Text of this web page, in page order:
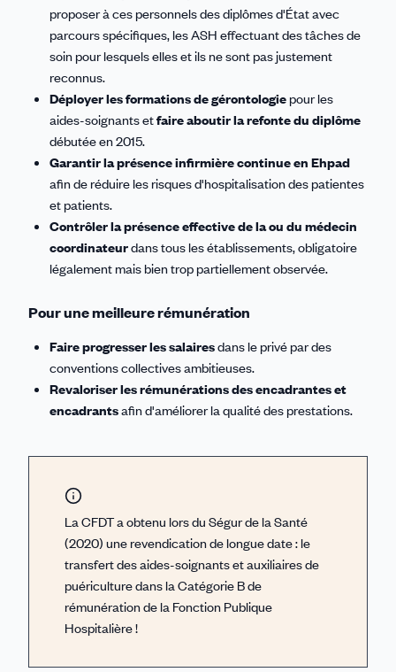
proposer à ces personnels des diplômes d'État avec
parcours spécifiques, les ASH effectuant des tâches de
soin pour lesquels elles et ils ne sont pas justement
reconnus.
Déployer les formations de gérontologie pour les
aides-soignants etfaire aboutir la refonte du diplôme
débutée en 2015.
Garantir la présence infirmière continue en Ehpad
afin de réduire les risques d'hospitalisation des patientes
et patients.
Contrôler la présence effective de la ou du médecin
coordinateurdans tous les établissements, obligatoire
légalement mais bien trop partiellement observée.
Pour une meilleure rémunération
Faire progresser les salairesdans le privé par des
conventions collectives ambitieuses.
Revaloriser les rémunérations des encadrantes et
encadrantsafin d'améliorer la qualité des prestations.
La CFDT a obtenu lors du Ségur de la Santé
(2020) une revendication de longue date : le
transfert des aides-soignants et auxiliaires de
puériculture dans la Catégorie B de
rémunération de la Fonction Publique
Hospitalière !